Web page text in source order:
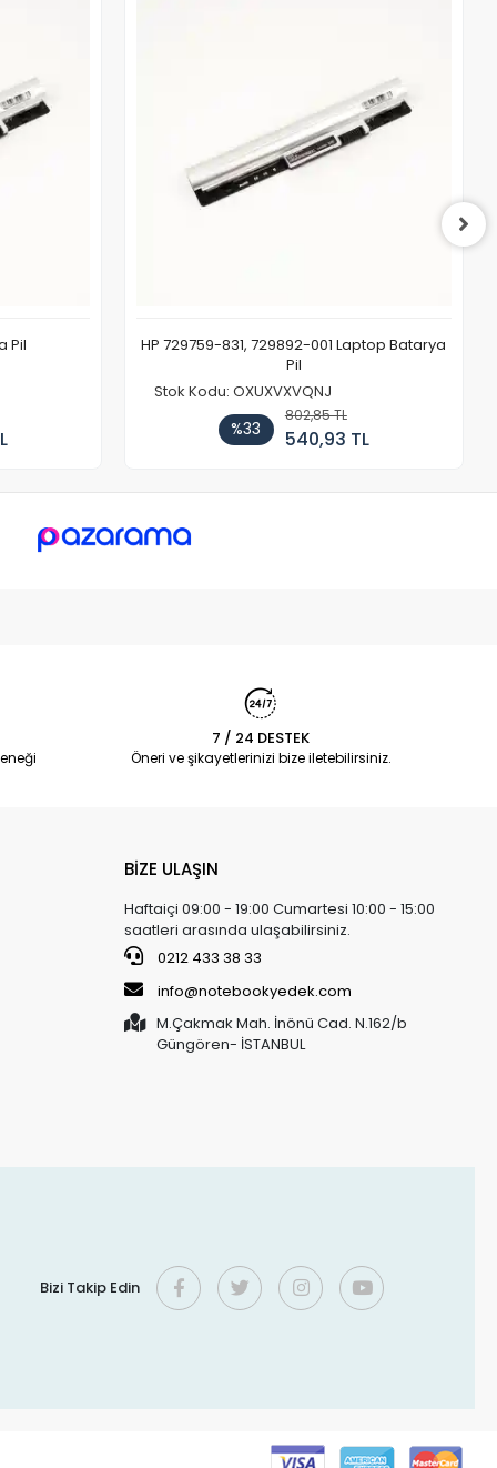
Pil
HP 729759-831, 729892-001 Laptop Batarya
Pil
Stok Kodu: OXUXVXVQNJ
%33
802,85 TL
540,93 TL
7 / 24 DESTEK
Öneri ve şikayetlerinizi bize iletebilirsiniz.
BİZE ULAŞIN
Haftaiçi 09:00 - 19:00 Cumartesi 10:00 - 15:00
saatleri arasında ulaşabilirsiniz.
0212 433 38 33
info@notebookyedek.com
M.Çakmak Mah. İnönü Cad. N.162/b
Güngören- İSTANBUL
Bizi Takip Edin